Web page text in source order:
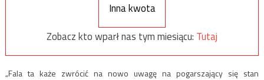
Inna kwota
Zobacz kto wparł nas tym miesiącu: Tutaj
„Fala ta każe zwrócić na nowo uwagę na pogarszający się stan